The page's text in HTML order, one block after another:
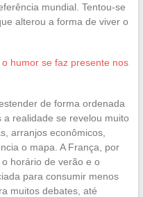
mundial. Tentou-se
alterou a forma de viver o
humor se faz presente nos
de forma ordenada
realidade se revelou muito
arranjos econômicos,
o mapa. A França, por
horário de verão e o
para consumir menos
muitos debates, até